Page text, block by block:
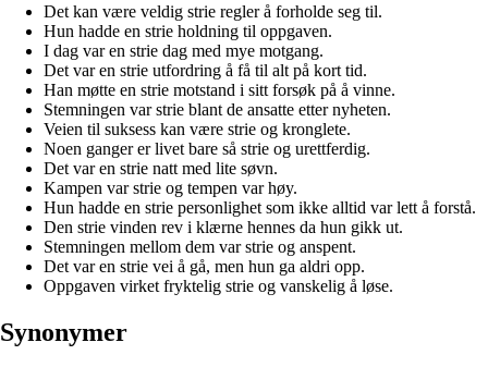
Det kan være veldig strie regler å forholde seg til.
Hun hadde en strie holdning til oppgaven.
I dag var en strie dag med mye motgang.
Det var en strie utfordring å få til alt på kort tid.
Han møtte en strie motstand i sitt forsøk på å vinne.
Stemningen var strie blant de ansatte etter nyheten.
Veien til suksess kan være strie og kronglete.
Noen ganger er livet bare så strie og urettferdig.
Det var en strie natt med lite søvn.
Kampen var strie og tempen var høy.
Hun hadde en strie personlighet som ikke alltid var lett å forstå.
Den strie vinden rev i klærne hennes da hun gikk ut.
Stemningen mellom dem var strie og anspent.
Det var en strie vei å gå, men hun ga aldri opp.
Oppgaven virket fryktelig strie og vanskelig å løse.
Synonymer